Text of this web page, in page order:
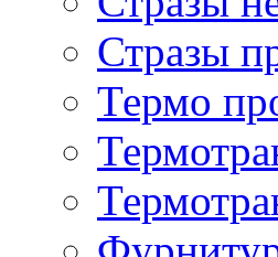
Стразы
Термо